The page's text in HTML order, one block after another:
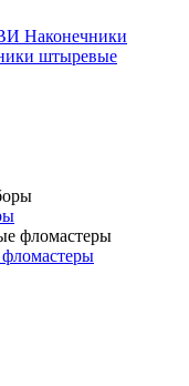
Наконечники
штыревые